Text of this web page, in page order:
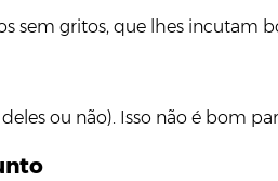
sem gritos, que lhes incutam
ou não). Isso não é bom